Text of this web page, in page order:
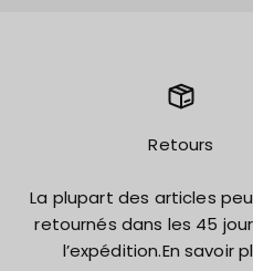
Retours
La plupart des articles
retournés dans les 45
l’expédition.En savoir